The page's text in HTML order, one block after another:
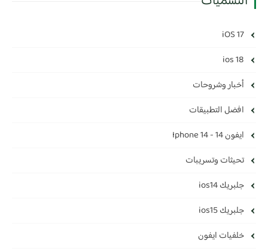
أخبار وشروحات
افضل التطبيقات
ايفون 14 - Iphone 14
تحيثات وتسريبات
جلبريك ios14
جلبريك ios15
خلفيات ايفون